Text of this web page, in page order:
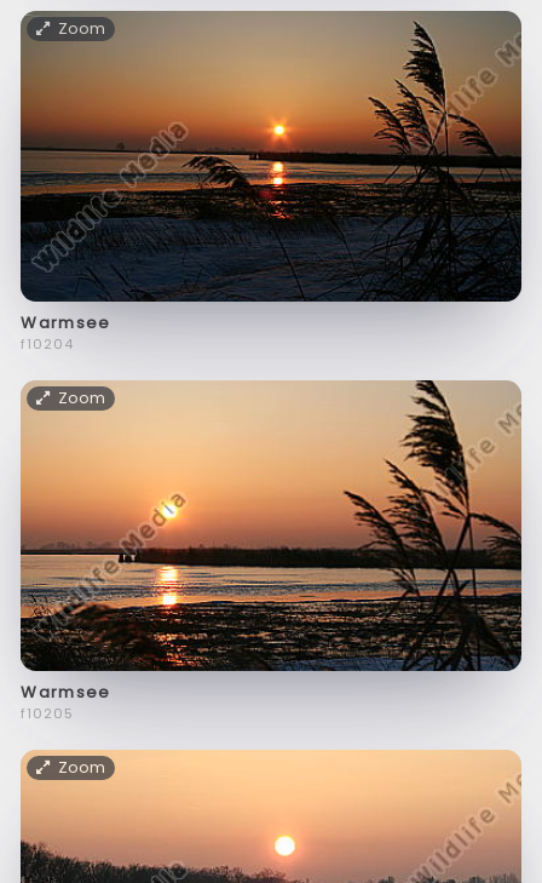
Zoom
Warmsee
f10204
Zoom
Warmsee
f10205
Zoom